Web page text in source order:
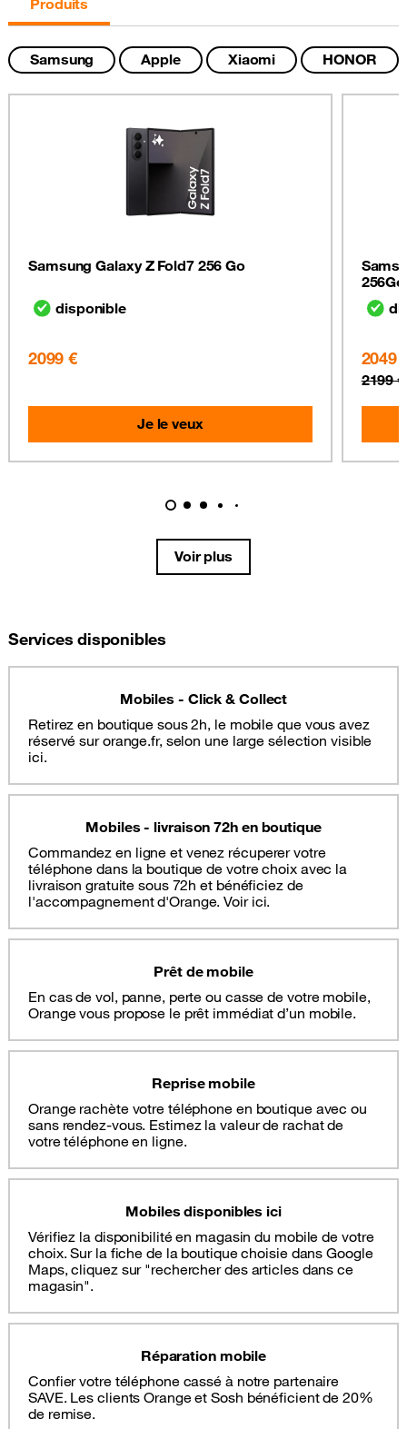
Produits
Samsung Apple Xiaomi HONOR
Samsung Galaxy Z Fold7 256 Go
disponible
2099 €
Je le veux
256Go
2049
2199 €
Voir plus
Services disponibles
Mobiles - Click & Collect
Retirez en boutique sous 2h, le mobile que vous avez
réservé sur orange.fr, selon une large sélection visible
ici.
Mobiles - livraison 72h en boutique
Commandez en ligne et venez récuperer votre
téléphone dans la boutique de votre choix avec la
livraison gratuite sous 72h et bénéficiez de
l'accompagnement d'Orange. Voir ici.
Prêt de mobile
En cas de vol, panne, perte ou casse de votre mobile,
Orange vous propose le prêt immédiat d’un mobile.
Reprise mobile
Orange rachète votre téléphone en boutique avec ou
sans rendez-vous. Estimez la valeur de rachat de
votre téléphone en ligne.
Mobiles disponibles ici
Vérifiez la disponibilité en magasin du mobile de votre
choix. Sur la fiche de la boutique choisie dans Google
Maps, cliquez sur "rechercher des articles dans ce
magasin".
Réparation mobile
Confier votre téléphone cassé à notre partenaire
SAVE. Les clients Orange et Sosh bénéficient de 20%
de remise.